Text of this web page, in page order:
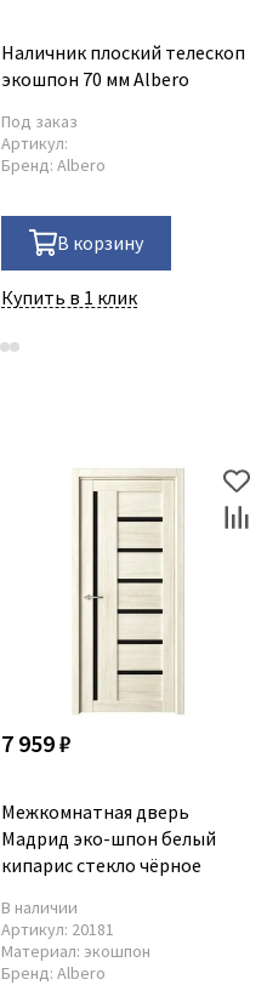
Наличник плоский телескоп
экошпон 70 мм Albero
Под заказ
Артикул:
Бренд: Albero
В корзину
Купить в 1 клик
7 959 ₽
Межкомнатная дверь
Мадрид эко-шпон белый
кипарис стекло чёрное
В наличии
Артикул: 20181
Материал: экошпон
Бренд: Albero